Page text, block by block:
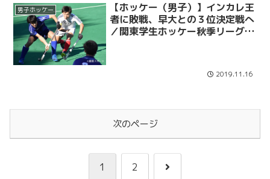
男子ホッケー
【ホッケー（男子）】インカレ王
者に敗戦、早大との３位決定戦へ
／関東学生ホッケー秋季リーグ順
2019.11.16
次のページ
1 2
次